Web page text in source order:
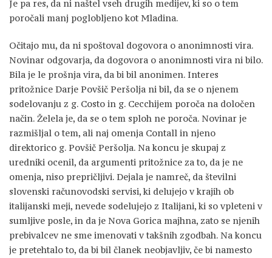
Je pa res, da ni naštel vseh drugih medijev, ki so o tem
poročali manj poglobljeno kot Mladina.
Očitajo mu, da ni spoštoval dogovora o anonimnosti vira.
Novinar odgovarja, da dogovora o anonimnosti vira ni bilo.
Bila je le prošnja vira, da bi bil anonimen. Interes
pritožnice Darje Povšič Peršolja ni bil, da se o njenem
sodelovanju z g. Costo in g. Cecchijem poroča na določen
način. Želela je, da se o tem sploh ne poroča. Novinar je
razmišljal o tem, ali naj omenja Contall in njeno
direktorico g. Povšič Peršolja. Na koncu je skupaj z
uredniki ocenil, da argumenti pritožnice za to, da je ne
omenja, niso prepričljivi. Dejala je namreč, da številni
slovenski računovodski servisi, ki delujejo v krajih ob
italijanski meji, nevede sodelujejo z Italijani, ki so vpleteni v
sumljive posle, in da je Nova Gorica majhna, zato se njenih
prebivalcev ne sme imenovati v takšnih zgodbah. Na koncu
je pretehtalo to, da bi bil članek neobjavljiv, če bi namesto